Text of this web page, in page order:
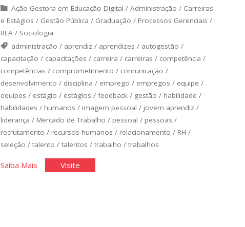
Ação Gestora em Educação Digital /Administração / Carreiras
e Estágios / Gestão Pública / Graduação / Processos Gerenciais /
REA/ Sociologia
administração / aprendiz / aprendizes / autogestão /
capacitação / capacitações / carreira / carreiras / competência /
competências / comprometimento / comunicação /
desenvolvimento / disciplina / emprego / empregos / equipe /
equipes / estágio / estágios / feedback/ gestão / habilidade /
habilidades / humanos / imagem pessoal / jovem aprendiz /
liderança / Mercado de Trabalho / pessoal / pessoas /
recrutamento / recursos humanos / relacionamento / RH /
seleção / talento / talentos / trabalho / trabalhos
Saiba Mais"Você
Visite"Você